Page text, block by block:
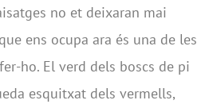
no et deixaran mai
ens ocupa ara és una de les
ho. El verd dels boscs de pi
esquitxat dels vermells,